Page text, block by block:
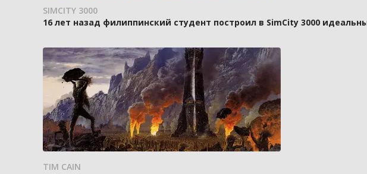
SIMCITY 3000
16 лет назад филиппинский студент построил в SimCity 3000
TIM CAIN